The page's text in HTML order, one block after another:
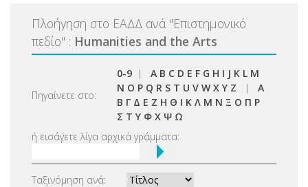
Πλοήγηση στο ΕΑΔΔ ανά "Επιστημονικό
πεδίο" : Humanities and the Arts
Πηγαίνετε στο:
0-9 | A B C D E F G H I J K L M
N O P Q R S T U V W X Y Z | Α
Β Γ Δ Ε Ζ Η Θ Ι Κ Λ Μ Ν Ξ Ο Π Ρ
Σ Τ Υ Φ Χ Ψ Ω
ή εισάγετε λίγα αρχικά γράμματα:
Ταξινόμηση ανά: